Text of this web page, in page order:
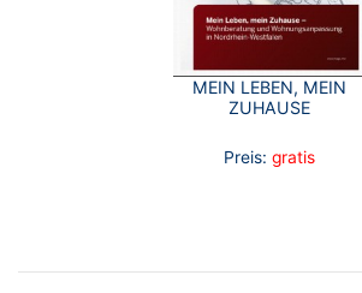
MEIN LEBEN, MEIN
ZUHAUSE
Preis: gratis